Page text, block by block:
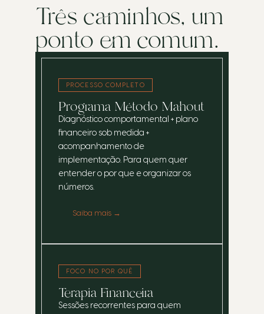
Três caminhos, um
ponto em comum.
PROCESSO COMPLETO
Programa Método Mahout
Diagnóstico comportamental + plano
financeiro sob medida +
acompanhamento de
implementação. Para quem quer
entender o por que e organizar os
números.
Saiba mais →
FOCO NO POR QUÊ
Terapia Financeira
Sessões recorrentes para quem